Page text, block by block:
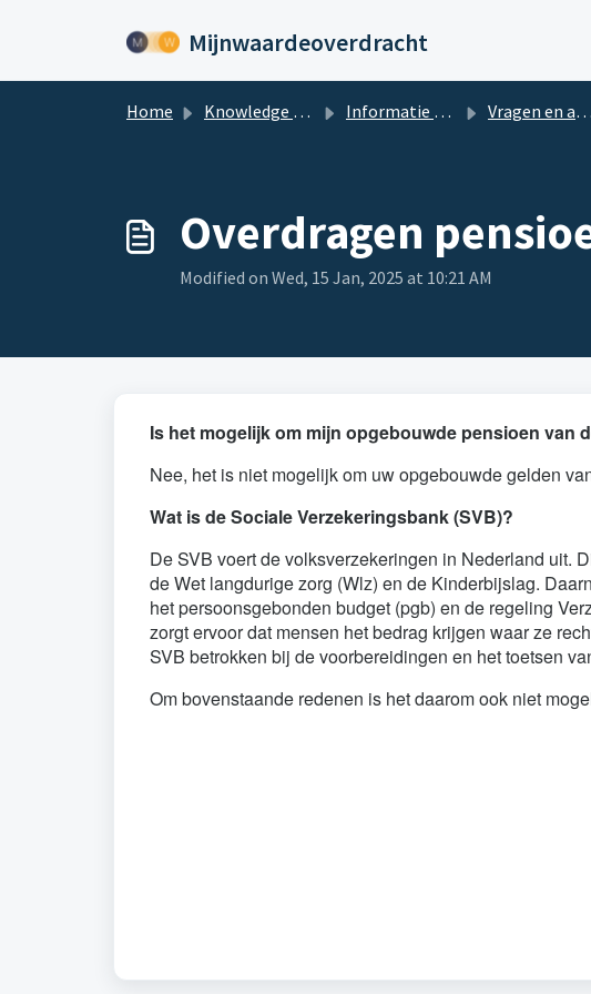
Mijnwaardeoverdracht
Home Knowledge base Informatie over Waardeoverdrachten Vragen en antwoorden over Waardeoverdrachten
Overdragen
Modified on Wed, 15 Jan, 2025 at 10:21 AM
Is het mogelijk om mijn opgebouwde pensioen van
Nee, het is niet mogelijk om uw opgebouwde gelden
Wat is de Sociale Verzekeringsbank (SVB)?
De SVB voert de volksverzekeringen in Nederland uit.
de Wet langdurige zorg (Wlz) en de Kinderbijslag.
het persoonsgebonden budget (pgb) en de regeling
zorgt ervoor dat mensen het bedrag krijgen waar ze
SVB betrokken bij de voorbereidingen en het toetsen
Om bovenstaande redenen is het daarom ook niet